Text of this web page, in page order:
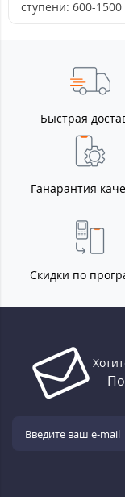
ступени: 600-
Быстрая
Ганарантия
Скидки по